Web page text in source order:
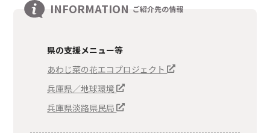
INFORMATION ご紹介先の情報
県の支援メニュー等
あわじ菜の花エコプロジェクト
兵庫県／地球環境
兵庫県淡路県民局